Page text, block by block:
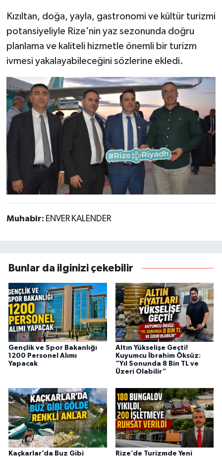
Kızıltan, doğa, yayla, gastronomi ve kültür turizmi
potansiyeliyle Rize'nin yaz sezonunda doğru
planlama ve kaliteli hizmetle önemli bir turizm
ivmesi yakalayabileceğini sözlerine ekledi.
Muhabir: ENVER KALENDER
Bunlar da ilginizi çekebilir
Gençlik ve Spor Bakanlığı
1200 Personel Alımı
Yapacak
Altın Yükselişe Geçti!
Kuyumcu İbrahim Öksüz:
“Yıl Sonunda 8 Bin TL ve
Üzeri Olabilir”
Kaçkarlar’da Buz Gibi Rize’de Turizmde Yeni